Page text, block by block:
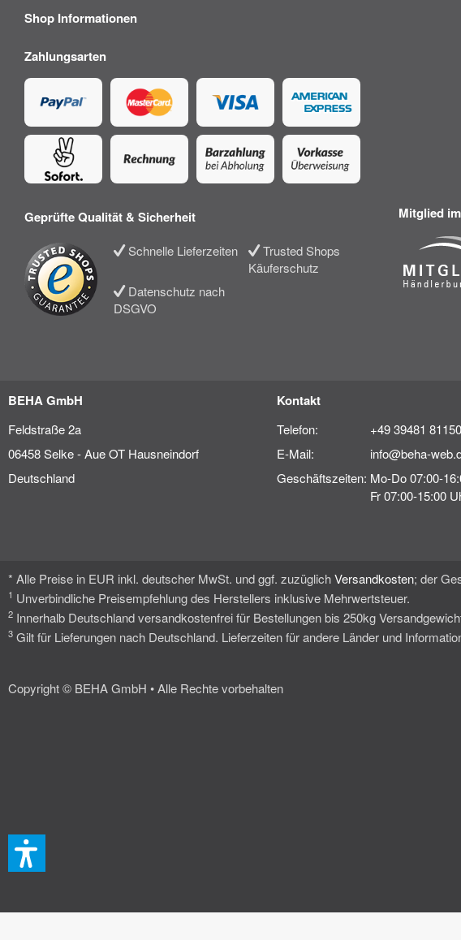
Shop Informationen
Zahlungsarten
Geprüfte Qualität & Sicherheit
Schnelle Lieferzeiten
Trusted Shops
Käuferschutz
Datenschutz nach
DSGVO
Mitglied
BEHA GmbH
Feldstraße 2a
06458 Selke - Aue OT Hausneindorf
Deutschland
Kontakt
Telefon:
+49 39481 81150
E-Mail:
info@beha-
Geschäftszeiten: Mo-Do 07:00-
Fr 07:00-15:00
* Alle Preise in EUR inkl. deutscher MwSt. und ggf. zuzüglichVersandkosten; der
1 Unverbindliche Preisempfehlung des Herstellers inklusive Mehrwertsteuer.
2 Innerhalb Deutschland versandkostenfrei für Bestellungen bis 250kg
3 Gilt für Lieferungen nach Deutschland. Lieferzeiten für andere Länder und
Copyright © BEHA GmbH • Alle Rechte vorbehalten